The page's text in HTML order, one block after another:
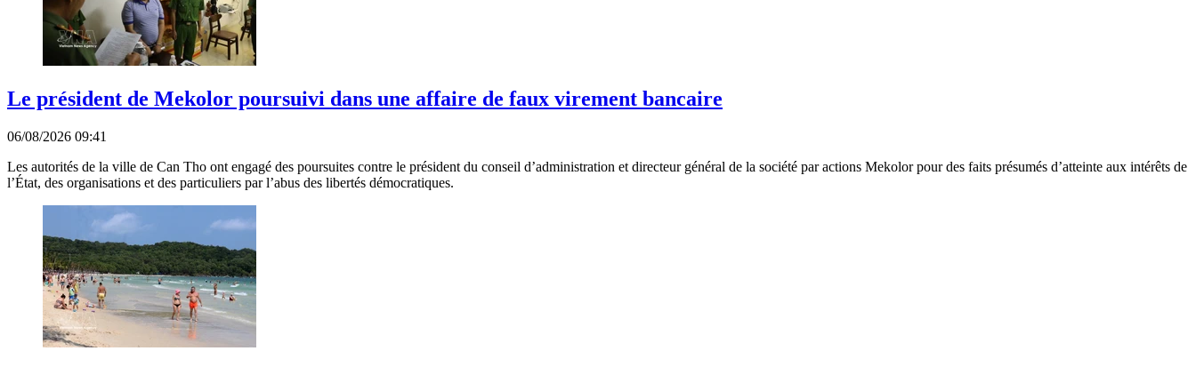
Le président de Mekolor poursuivi dans une affaire de faux virement bancaire
06/08/2026 09:41
Les autorités de la ville de Can Tho ont engagé des poursuites contre le président du conseil d’administration et directeur général de la société par actions Mekolor pour des faits présumés d’atteinte aux intérêts de
l’État, des organisations et des particuliers par l’abus des libertés démocratiques.